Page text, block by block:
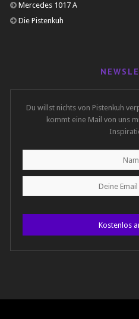
Mercedes 1017 A
Die Pistenkuh
Du willst nichts von Pistenkuh
kommt eine Mail von uns
Kostenlos